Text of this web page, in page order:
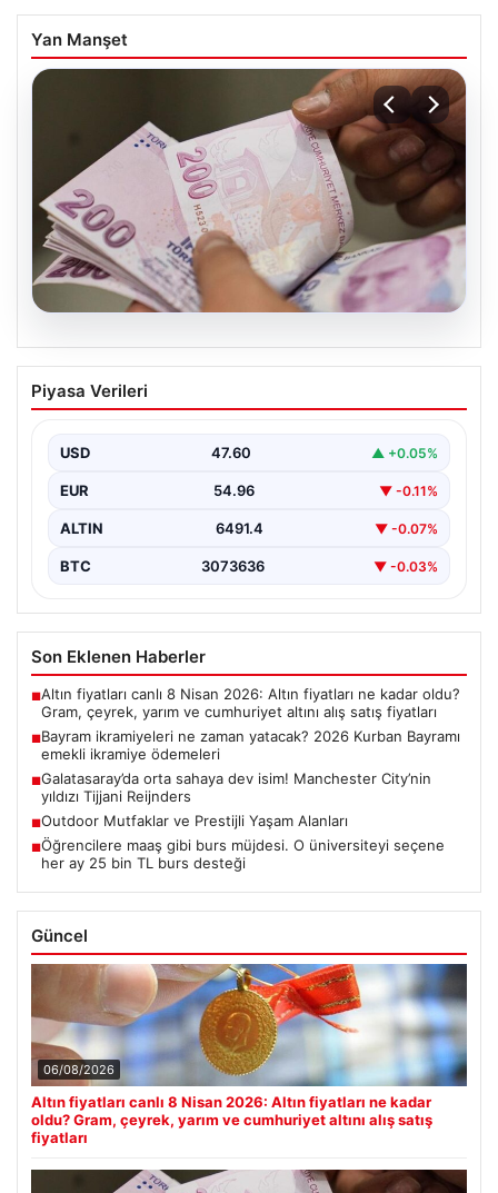
Yan Manşet
05.08.2026
Bayram ikramiyeleri ne zaman yatacak?
2026 Kurban Bayramı emekli ikramiye
Piyasa Verileri
USD 47.60 ▲ +0.05%
EUR 54.96 ▼ -0.11%
ALTIN 6491.4 ▼ -0.07%
BTC 3073636 ▼ -0.03%
Son Eklenen Haberler
■Altın fiyatları canlı 8 Nisan 2026: Altın fiyatları ne kadar oldu?
Gram, çeyrek, yarım ve cumhuriyet altını alış satış fiyatları
■Bayram ikramiyeleri ne zaman yatacak? 2026 Kurban Bayramı
emekli ikramiye ödemeleri
■Galatasaray’da orta sahaya dev isim! Manchester City’nin
yıldızı Tijjani Reijnders
■Outdoor Mutfaklar ve Prestijli Yaşam Alanları
■Öğrencilere maaş gibi burs müjdesi. O üniversiteyi seçene
her ay 25 bin TL burs desteği
Güncel
06/08/2026
Altın fiyatları canlı 8 Nisan 2026: Altın fiyatları ne kadar
oldu? Gram, çeyrek, yarım ve cumhuriyet altını alış satış
fiyatları